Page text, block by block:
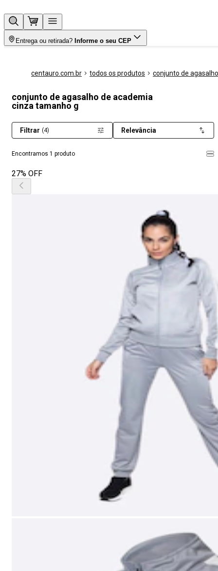
Entrega ou retirada? Informe o seu CEP
centauro.com.br todos os produtos conjunto de agasalho
conjunto de agasalho de academia
cinza tamanho g
Encontramos 1 produto
Filtrar (4) Relevância
27% OFF